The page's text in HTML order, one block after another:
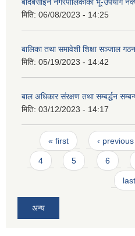
मिति: 06/08/2023 - 14:25
बालिका तथा समावेशी शिक्षा सञ्जाल
मिति: 05/19/2023 - 14:42
बाल अधिकार संरक्षण तथा सम्बर्द्धन
मिति: 03/12/2023 - 14:17
Pages
« first ‹ previous
4 5 6
अन्य